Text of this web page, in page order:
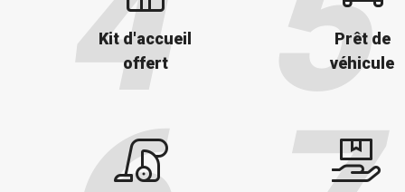
Kit d'accueil
offert
Prêt de
véhicule